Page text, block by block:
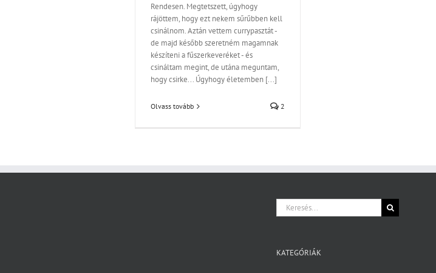
Rendesen. Megtetszett, úgyhogy
rájöttem, hogy ezt nekem sűrűbben kell
csinálnom. Aztán vettem currypasztát -
de majd később szeretném magamnak
készíteni a fűszerkeveréket - és
csináltam megint, de utána meguntam,
hogy csirke... Úgyhogy életemben [...]
Olvass tovább 2
Keresés...
KATEGÓRIÁK